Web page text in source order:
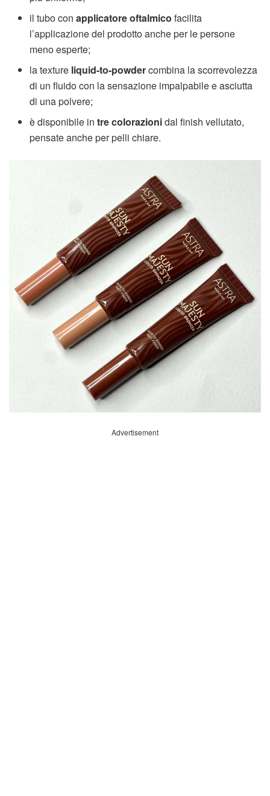
il tubo conapplicatore oftalmico facilita
l’applicazione del prodotto anche per le persone
meno esperte;
la texture liquid-to-powdercombina la scorrevolezza
di un fluido con la sensazione impalpabile e asciutta
di una polvere;
è disponibile intre colorazionidal finish vellutato,
pensate anche per pelli chiare.
Advertisement